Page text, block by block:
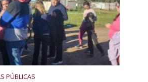
PÚBLICAS